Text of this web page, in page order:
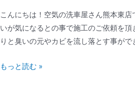
こんにちは！空気の洗車屋さん熊本東
いが気になるとの事で施工のご依頼を
りと臭いの元やカビを流し落とす事が
もっと読む »